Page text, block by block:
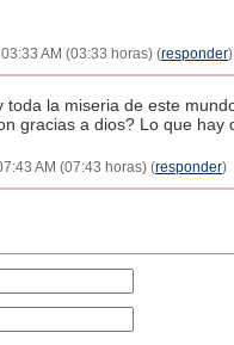
AM (03:33 horas) (responder)
la miseria de este
gracias a dios? Lo que hay
AM (07:43 horas) (responder)